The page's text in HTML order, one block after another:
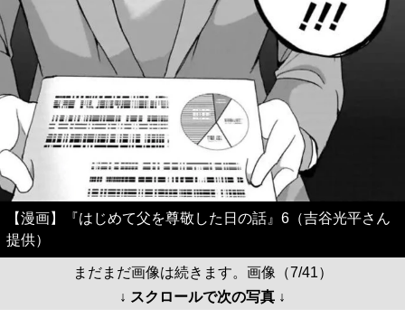
【漫画】『はじめて父を尊敬した日の話』6（吉谷光平さん
提供）
まだまだ画像は続きます。画像（7/41）
↓ スクロールで次の写真 ↓